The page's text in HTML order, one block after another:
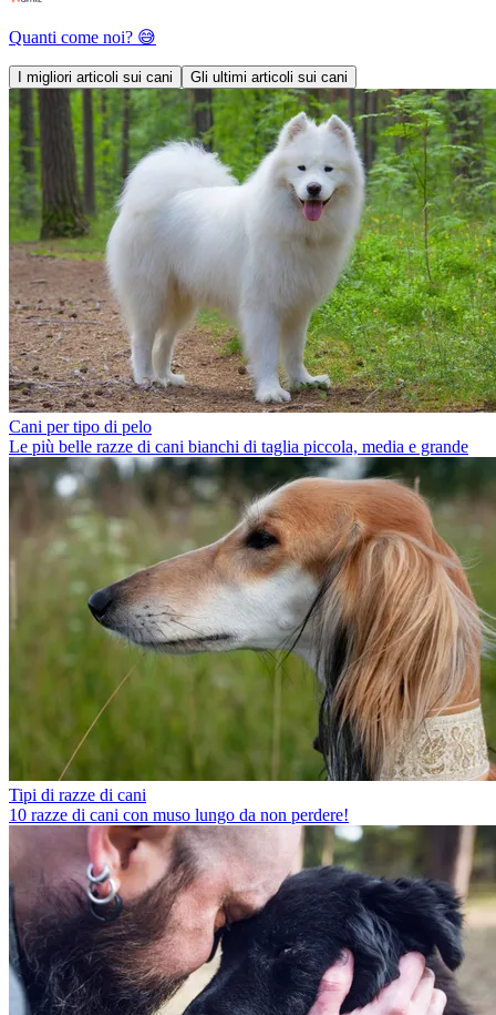
Quanti come noi? 😅
I migliori articoli sui cani Gli ultimi articoli sui cani
Cani per tipo di pelo
Le più belle razze di cani bianchi di taglia piccola, media e grande
Tipi di razze di cani
10 razze di cani con muso lungo da non perdere!